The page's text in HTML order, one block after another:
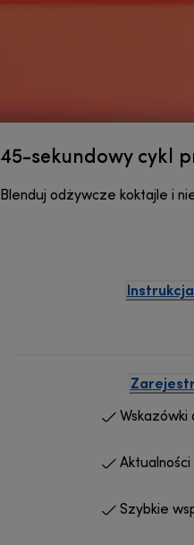
45-sekundowy cykl
Blenduj odżywcze koktajle i
Szybkie